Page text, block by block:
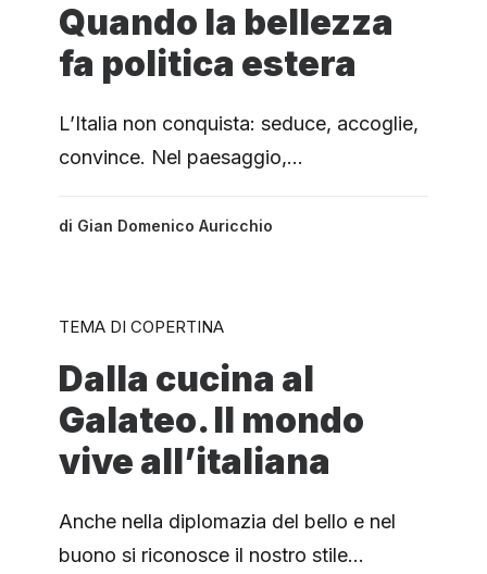
Quando la bellezza
fa politica estera
L’Italia non conquista: seduce, accoglie,
convince. Nel paesaggio,…
di Gian Domenico Auricchio
TEMA DI COPERTINA
Dalla cucina al
Galateo. Il mondo
vive all’italiana
Anche nella diplomazia del bello e nel
buono si riconosce il nostro stile…